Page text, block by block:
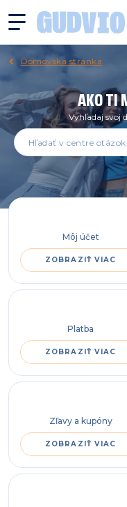
Domovská stránka
AKO TI
Vyhľadaj svoj
Môj účet
ZOBRAZIŤ VIAC
Platba
ZOBRAZIŤ VIAC
Zľavy a kupóny
ZOBRAZIŤ VIAC